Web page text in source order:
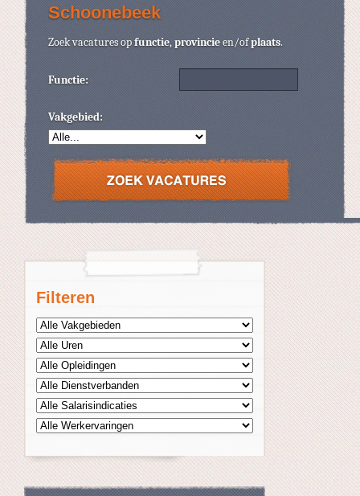
Filteren
Schoonebeek
Zoek vacatures opfunctie,provincieen/ofplaats.
Functie:
Vakgebied: